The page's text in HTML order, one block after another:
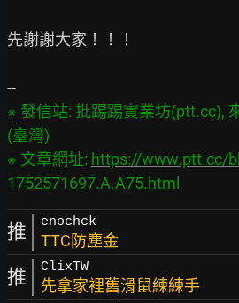
先謝謝大家！！！
※ 發信站: 批踢踢實業坊(ptt.cc),
(臺灣)
※ 文章網址: https://www.ptt.cc/
1752571697.A.A75.html
推 enochck
TTC防塵金
推 ClixTW
先拿家裡舊滑鼠練練手